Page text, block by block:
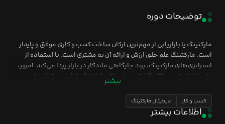
توضیحات دوره
مارکتینگ یا بازاریابی از مهم‌ترین ارکان ساخت کسب و کاری موفق و پایدار
است. مارکتینگ علم خلق ارزش و ارائه آن به مشتری است. با استفاده از
استراتژی‌‌های مارکتینگ، برند جایگاهی ماندگار در بازار پیدا می‌کند. امروز،
یکی از ارزان‌ترین و تاثیرگذارترین راه‌های مارکتینگ، تولید محتوا است.
امروزه، بازاریابی محتوایی برای همه کسب و کارهای کوچک و بزرگ تبدیل
به یک لازمه و معیار ارزیابی شده است. محتوای درست و استراتژیک
می‌تواند برند را به افراد مناسب و مخاطب هدف معرفی کند و تجربه کاربر از
کسب و کار را کاملا عوض کند. با تولید محتوا، راهی ارتباطی بین برند و
بیشتر
کسب و کار دیجیتال مارکتینگ
اطلاعات بیشتر